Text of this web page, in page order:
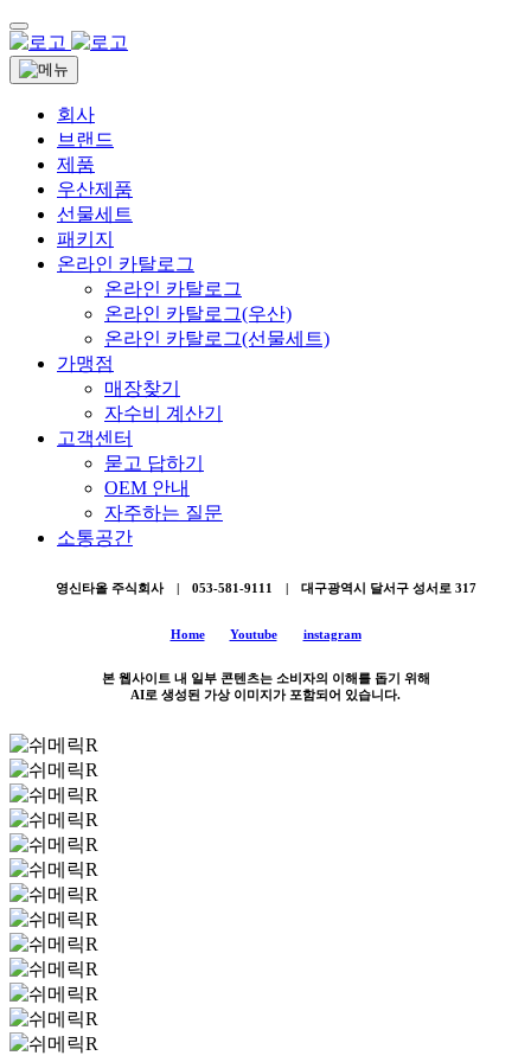
회사
브랜드
제품
우산제품
선물세트
패키지
온라인 카탈로그
온라인 카탈로그
온라인 카탈로그(우산)
온라인 카탈로그(선물세트)
가맹점
매장찾기
자수비 계산기
고객센터
묻고 답하기
OEM 안내
자주하는 질문
소통공간
영신타올 주식회사 | 053-581-9111 | 대구광역시 달서구 성서로 317
Home Youtube instagram
본 웹사이트 내 일부 콘텐츠는 소비자의 이해를 돕기 위해
AI로 생성된 가상 이미지가 포함되어 있습니다.